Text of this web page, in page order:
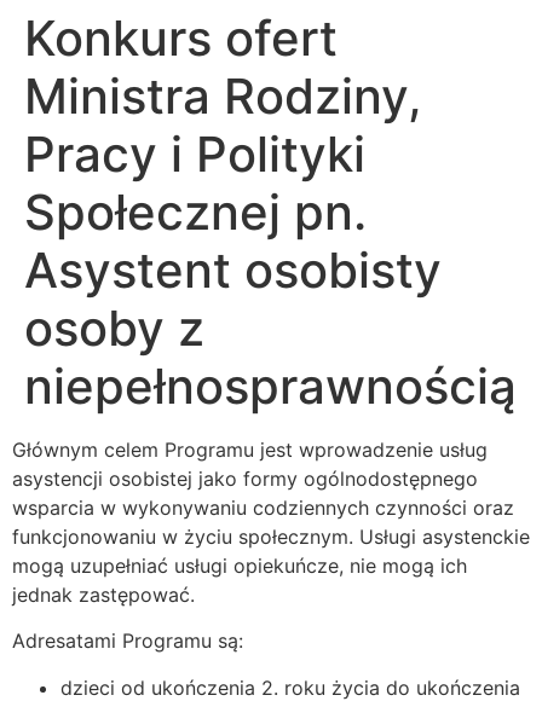
Konkurs ofert
Ministra Rodziny,
Pracy i Polityki
Społecznej pn.
Asystent osobisty
osoby z
niepełnosprawnością
Głównym celem Programu jest wprowadzenie usług
asystencji osobistej jako formy ogólnodostępnego
wsparcia w wykonywaniu codziennych czynności oraz
funkcjonowaniu w życiu społecznym. Usługi asystenckie
mogą uzupełniać usługi opiekuńcze, nie mogą ich
jednak zastępować.
Adresatami Programu są:
dzieci od ukończenia 2. roku życia do ukończenia